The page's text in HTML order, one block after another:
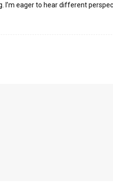
eager to hear different